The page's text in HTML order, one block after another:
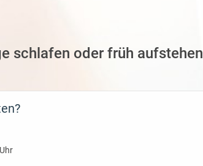
schlafen oder früh
Uhr